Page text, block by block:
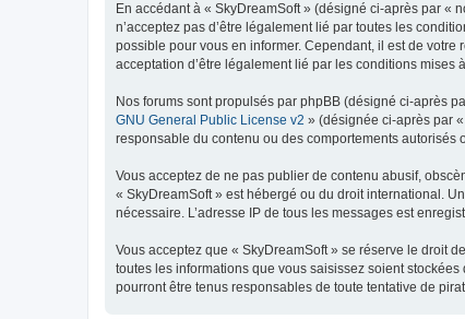
En accédant à « SkyDreamSoft » (désigné ci-après par «
n’acceptez pas d’être légalement lié par toutes les
possible pour vous en informer. Cependant, il est de
acceptation d’être légalement lié par les conditions mises
Nos forums sont propulsés par phpBB (désigné ci-après
GNU General Public License v2 » (désignée ci-après par
responsable du contenu ou des comportements
Vous acceptez de ne pas publier de contenu abusif,
« SkyDreamSoft » est hébergé ou du droit international.
nécessaire. L’adresse IP de tous les messages est
Vous acceptez que « SkyDreamSoft » se réserve le droit
toutes les informations que vous saisissez soient
pourront être tenus responsables de toute tentative de